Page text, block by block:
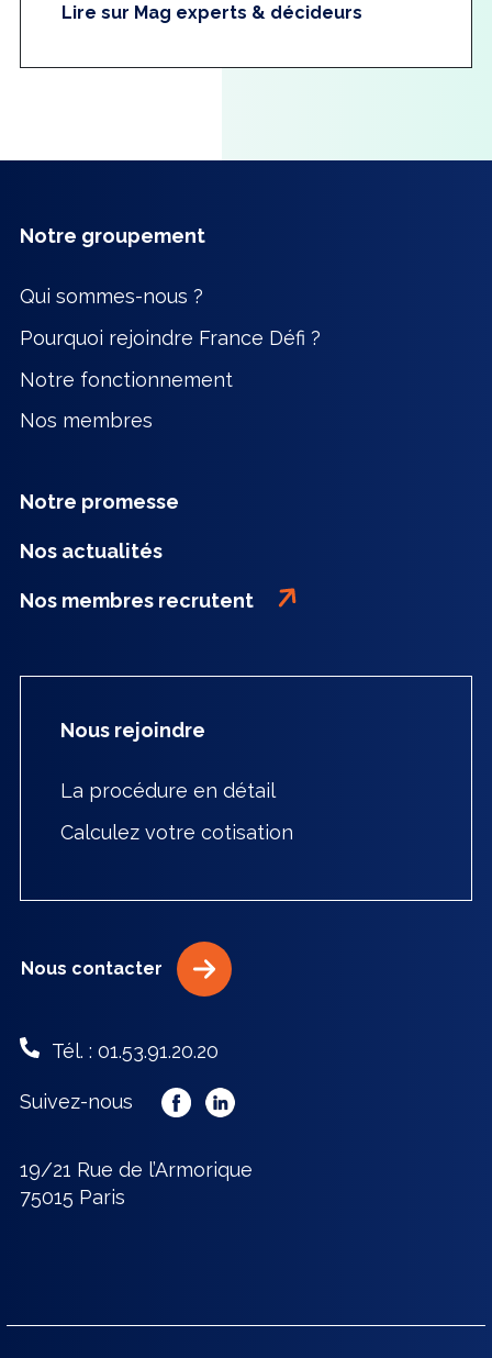
Lire sur Mag experts & décideurs
Notre groupement
Qui sommes-nous ?
Pourquoi rejoindre France Défi ?
Notre fonctionnement
Nos membres
Notre promesse
Nos actualités
Nos membres recrutent
Nous rejoindre
La procédure en détail
Calculez votre cotisation
Nous contacter
Tél. : 01.53.91.20.20
Suivez-nous
19/21 Rue de l’Armorique
75015 Paris